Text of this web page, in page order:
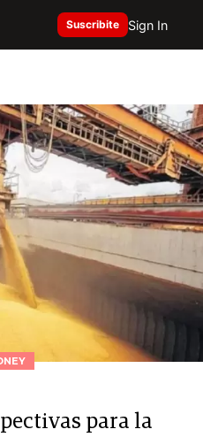
Suscribite Sign In
para la